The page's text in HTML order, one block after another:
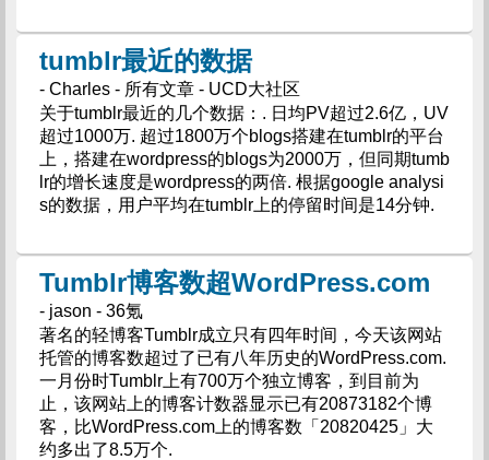
tumblr最近的数据
- Charles - 所有文章 - UCD大社区
关于tumblr最近的几个数据：. 日均PV超过2.6亿，UV
超过1000万. 超过1800万个blogs搭建在tumblr的平台
上，搭建在wordpress的blogs为2000万，但同期tumb
lr的增长速度是wordpress的两倍. 根据google analysi
s的数据，用户平均在tumblr上的停留时间是14分钟.
Tumblr博客数超WordPress.com
- jason - 36氪
著名的轻博客Tumblr成立只有四年时间，今天该网站
托管的博客数超过了已有八年历史的WordPress.com.
一月份时Tumblr上有700万个独立博客，到目前为
止，该网站上的博客计数器显示已有20873182个博
客，比WordPress.com上的博客数「20820425」大
约多出了8.5万个.